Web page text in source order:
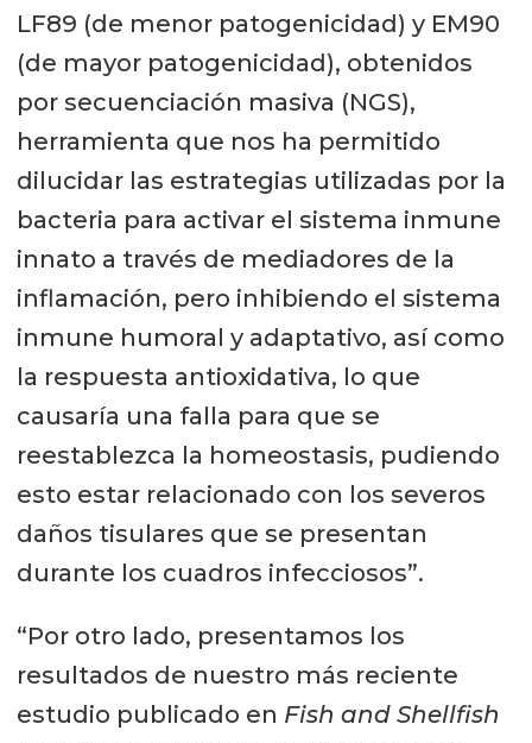
LF89 (de menor patogenicidad) y EM90
(de mayor patogenicidad), obtenidos
por secuenciación masiva (NGS),
herramienta que nos ha permitido
dilucidar las estrategias utilizadas por la
bacteria para activar el sistema inmune
innato a través de mediadores de la
inflamación, pero inhibiendo el sistema
inmune humoral y adaptativo, así como
la respuesta antioxidativa, lo que
causaría una falla para que se
reestablezca la homeostasis, pudiendo
esto estar relacionado con los severos
daños tisulares que se presentan
durante los cuadros infecciosos”.
“Por otro lado, presentamos los
resultados de nuestro más reciente
estudio publicado en Fish and Shellfish